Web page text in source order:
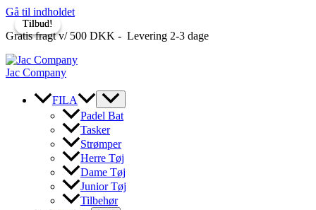
Gå til indholdet
Gratis fragt v/ 500 DKK - Levering 2-3 dage
Jac Company
FILA
Padel Bat
Tasker
Strømper
Herre Tøj
Dame Tøj
Junior Tøj
Tilbehør
Tilbud!
Tilbud!